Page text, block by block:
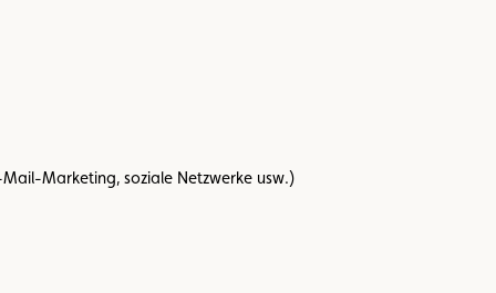
Marketing, soziale Netzwerke usw.)